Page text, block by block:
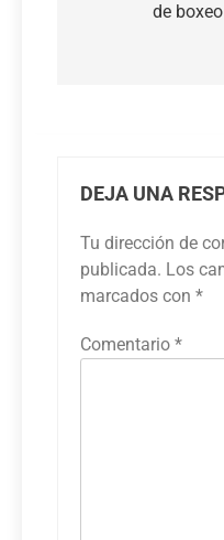
de boxeo
DEJA UNA
Tu dirección de
publicada. Los
marcados con *
Comentario *